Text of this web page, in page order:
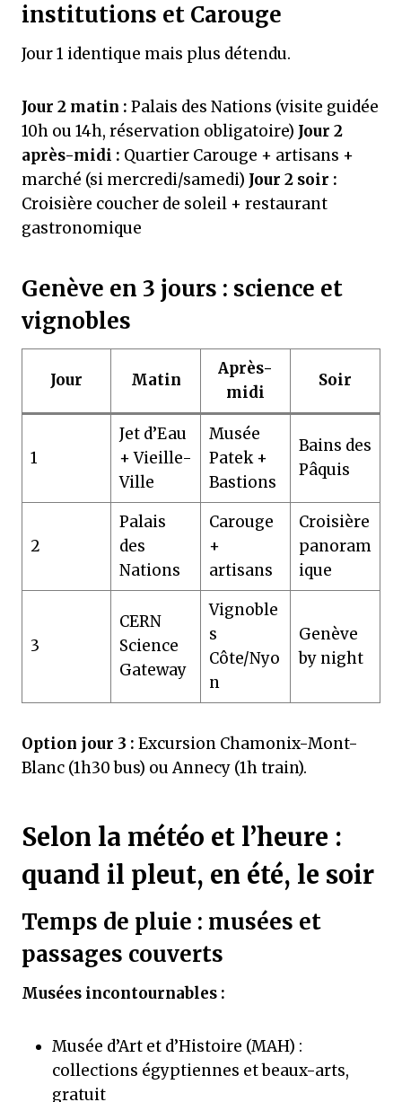
institutions et Carouge
Jour 1 identique mais plus détendu.
Jour 2 matin : Palais des Nations (visite guidée
10h ou 14h, réservation obligatoire) Jour 2
après-midi : Quartier Carouge + artisans +
marché (si mercredi/samedi) Jour 2 soir :
Croisière coucher de soleil + restaurant
gastronomique
Genève en 3 jours : science et
vignobles
Jour Matin
Après-
midi
Soir
1
Jet d’Eau
+ Vieille-
Ville
Musée
Patek +
Bastions
Bains des
Pâquis
2
Palais
des
Nations
Carouge
+
artisans
Croisière
panoram
ique
3
CERN
Science
Gateway
Vignoble
s
Côte/Nyo
n
Genève
by night
Option jour 3 : Excursion Chamonix-Mont-
Blanc (1h30 bus) ou Annecy (1h train).
Selon la météo et l’heure :
quand il pleut, en été, le soir
Temps de pluie : musées et
passages couverts
Musées incontournables :
Musée d’Art et d’Histoire (MAH) :
collections égyptiennes et beaux-arts,
gratuit